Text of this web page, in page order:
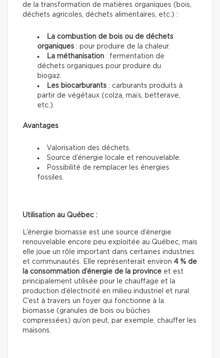
de la transformation de matières organiques (bois,
déchets agricoles, déchets alimentaires, etc.) :
La combustion de bois ou de déchets
organiques : pour produire de la chaleur.
La méthanisation : fermentation de
déchets organiques pour produire du
biogaz.
Les biocarburants : carburants produits à
partir de végétaux (colza, maïs, betterave,
etc.).
Avantages
Valorisation des déchets.
Source d’énergie locale et renouvelable.
Possibilité de remplacer les énergies
fossiles.
Utilisation au Québec :
L’énergie biomasse est une source d’énergie
renouvelable encore peu exploitée au Québec, mais
elle joue un rôle important dans certaines industries
et communautés. Elle représenterait environ 4 % de
la consommation d’énergie de la province et est
principalement utilisée pour le chauffage et la
production d’électricité en milieu industriel et rural.
C’est à travers un foyer qui fonctionne à la
biomasse (granules de bois ou bûches
compressées) qu’on peut, par exemple, chauffer les
maisons.